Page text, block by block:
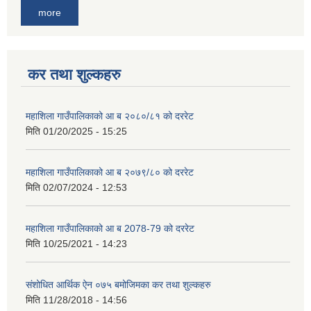
more
कर तथा शुल्कहरु
महाशिला गाउँपालिकाको आ ब २०८०/८१ को दररेट
मिति 01/20/2025 - 15:25
महाशिला गाउँपालिकाको आ ब २०७९/८० को दररेट
मिति 02/07/2024 - 12:53
महाशिला गाउँपालिकाको आ ब 2078-79 को दररेट
मिति 10/25/2021 - 14:23
संशोधित आर्थिक ऐन ०७५ बमोजिमका कर तथा शुल्कहरु
मिति 11/28/2018 - 14:56